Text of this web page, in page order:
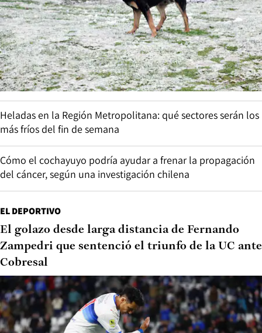
Heladas en la Región Metropolitana: qué sectores serán los
más fríos del fin de semana
Cómo el cochayuyo podría ayudar a frenar la propagación
del cáncer, según una investigación chilena
EL DEPORTIVO
El golazo desde larga distancia de Fernando
Zampedri que sentenció el triunfo de la UC ante
Cobresal